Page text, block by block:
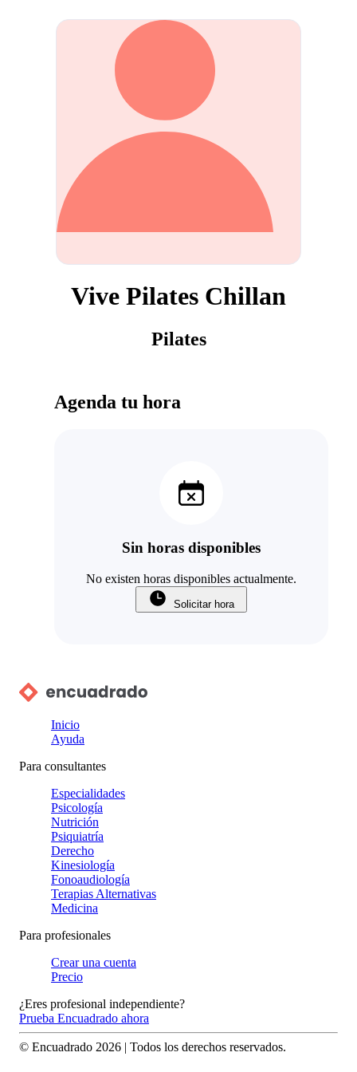
Vive Pilates Chillan
Pilates
Agenda tu hora
Sin horas disponibles
No existen horas disponibles actualmente.
Solicitar hora
Inicio
Ayuda
Para consultantes
Especialidades
Psicología
Nutrición
Psiquiatría
Derecho
Kinesiología
Fonoaudiología
Terapias Alternativas
Medicina
Para profesionales
Crear una cuenta
Precio
¿Eres profesional independiente?
Prueba Encuadrado ahora
© Encuadrado 2026 | Todos los derechos reservados.